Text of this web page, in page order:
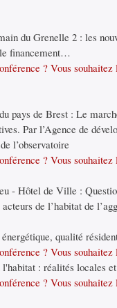
du Grenelle 2 : les
financement…
? Vous
pays de Brest : Le
Par l’Agence de
l’observatoire
? Vous
- Hôtel de Ville :
de l’habitat de
qualité
? Vous
: réalités locales
? Vous